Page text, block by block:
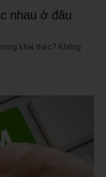
nhau ở đâu
khai thác? Không